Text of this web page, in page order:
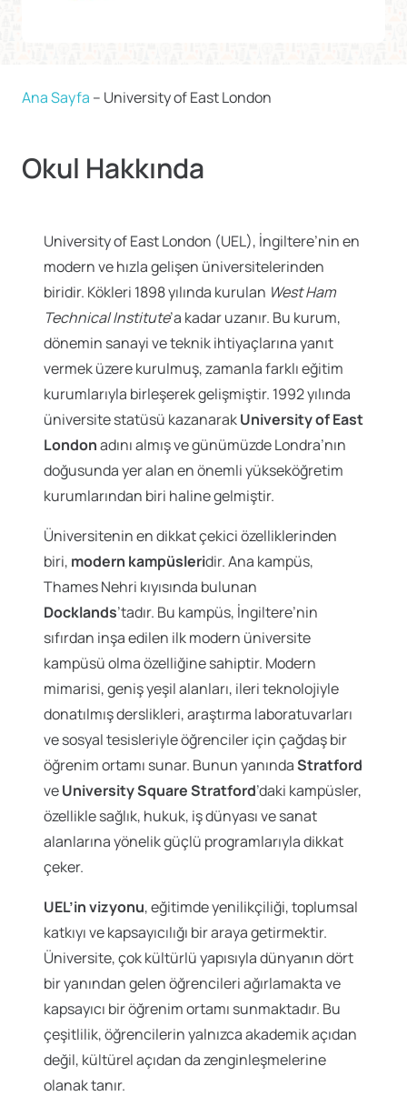
Ana Sayfa – University of East London
Okul Hakkında
University of East London (UEL), İngiltere’nin en
modern ve hızla gelişen üniversitelerinden
biridir. Kökleri 1898 yılında kurulan West Ham
Technical Institute’a kadar uzanır. Bu kurum,
dönemin sanayi ve teknik ihtiyaçlarına yanıt
vermek üzere kurulmuş, zamanla farklı eğitim
kurumlarıyla birleşerek gelişmiştir. 1992 yılında
üniversite statüsü kazanarakUniversity of East
Londonadını almış ve günümüzde Londra’nın
doğusunda yer alan en önemli yükseköğretim
kurumlarından biri haline gelmiştir.
Üniversitenin en dikkat çekici özelliklerinden
biri, modern kampüsleridir. Ana kampüs,
Thames Nehri kıyısında bulunan
Docklands’tadır. Bu kampüs, İngiltere’nin
sıfırdan inşa edilen ilk modern üniversite
kampüsü olma özelliğine sahiptir. Modern
mimarisi, geniş yeşil alanları, ileri teknolojiyle
donatılmış derslikleri, araştırma laboratuvarları
ve sosyal tesisleriyle öğrenciler için çağdaş bir
öğrenim ortamı sunar. Bunun yanındaStratford
veUniversity Square Stratford’daki kampüsler,
özellikle sağlık, hukuk, iş dünyası ve sanat
alanlarına yönelik güçlü programlarıyla dikkat
çeker.
UEL’in vizyonu, eğitimde yenilikçiliği, toplumsal
katkıyı ve kapsayıcılığı bir araya getirmektir.
Üniversite, çok kültürlü yapısıyla dünyanın dört
bir yanından gelen öğrencileri ağırlamakta ve
kapsayıcı bir öğrenim ortamı sunmaktadır. Bu
çeşitlilik, öğrencilerin yalnızca akademik açıdan
değil, kültürel açıdan da zenginleşmelerine
olanak tanır.